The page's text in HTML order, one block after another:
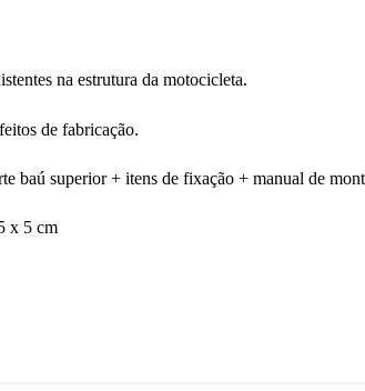
na estrutura da motocicleta.
de fabricação.
baú superior + itens de fixação + manual de
x 5 cm